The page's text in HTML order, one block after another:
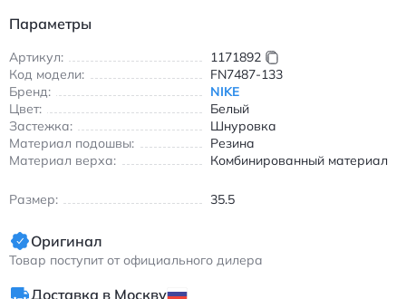
акцентами создает стильный контраст, подходящий как для
обеспечивает надежную фиксацию стопы, а резиновая
подошва с протектором гарантирует устойчивость на любой
поверхности. Эти унисекс-кроссовки подчеркнут ваш
уникальный стиль и обеспечат комфорт в течение всего дня.
Найк Эйр Макс 1 унисекс кроссовки повседневные бело-
черные с амортизацией Air Max
Параметры
Артикул:
1171892
Код модели:
FN7487-133
Бренд:
NIKE
Цвет:
Белый
Застежка:
Шнуровка
Материал подошвы:
Резина
Материал верха:
Комбинированный материал
Размер: 35.5
Оригинал
Товар поступит от официального дилера
Доставка в Москву